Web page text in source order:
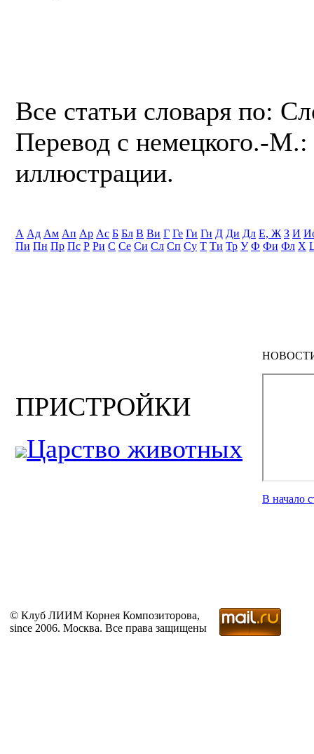
Все статьи словаря по:
Перевод с немецкого.-
иллюстрации.
А Ад Ам Ап Ар Ас Б Бл В Ви Г Ге Ги Гн Д Ди Дл Е, Ж З И
Пи Пн Пр Пс Р Ри С Се Си Сл Сп Су Т Ти Тр У Ф Фи Фл Х
ПРИСТРОЙКИ
Царство животных
В начало
© Клуб ЛИИМ Корнея Композиторова,
since 2006. Москва. Все права защищены